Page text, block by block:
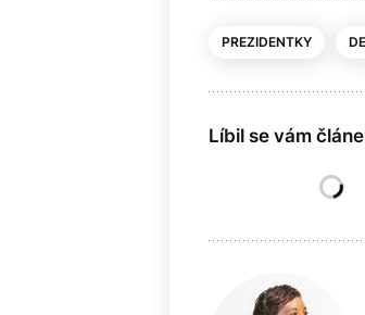
PREZIDENTKY
Líbil se vám